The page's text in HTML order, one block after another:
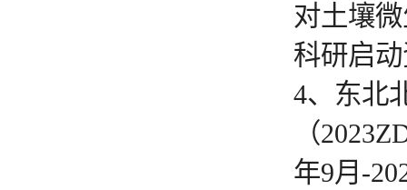
对土壤
科研启动
4、东北
（
年9月-